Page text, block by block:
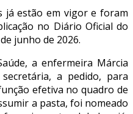
já estão em vigor e foram
no Diário Oficial do
junho de 2026.
a enfermeira Márcia
a pedido, para
efetiva no quadro de
a pasta, foi nomeado